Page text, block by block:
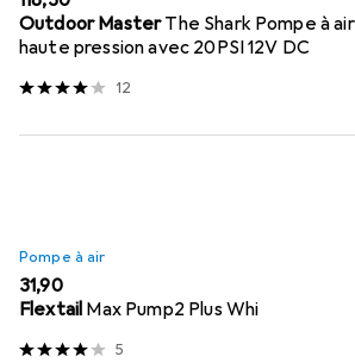
Outdoor MasterThe Shark Pompe à
haute pression avec 20PSI 12V DC
12
Pompe à air
EUR
31,90
Flextail Max Pump2 Plus Whi
5